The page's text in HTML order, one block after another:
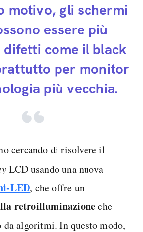
motivo, gli schermi
essere più
difetti come il black
per monitor
più vecchia.
cercando di risolvere il
LCD usando una nuova
LED, che offre un
retroilluminazioneche
algoritmi. In questo modo,